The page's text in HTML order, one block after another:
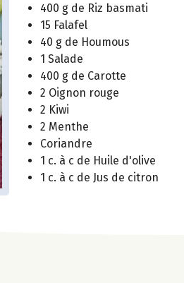
400 g de Riz basmati
15 Falafel
40 g de Houmous
1 Salade
400 g de Carotte
2 Oignon rouge
2 Kiwi
2 Menthe
Coriandre
1 c. à c de Huile d'olive
1 c. à c de Jus de citron